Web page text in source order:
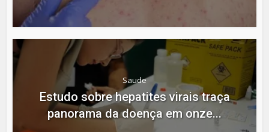
Saude
Estudo sobre hepatites virais traça
panorama da doença em onze...